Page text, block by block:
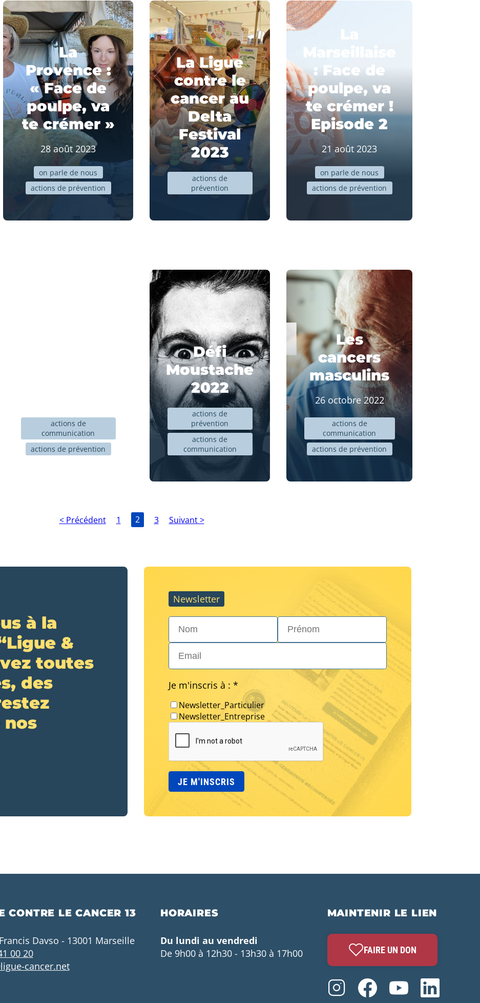
La
Provence :
« Face de
poulpe, va
te crémer »
28 août 2023
on parle de nous
actions de prévention
La Ligue
contre le
cancer au
Delta
Festival
2023
actions de
prévention
La
Marseillaise
: Face de
poulpe, va
te crémer !
Episode 2
21 août 2023
on parle de nous
actions de prévention
actions de
communication
actions de prévention
Défi
Moustache
2022
actions de
prévention
actions de
communication
Les
cancers
masculins
26 octobre 2022
actions de
communication
actions de prévention
< Précédent 1 2 3 Suivant >
à la
&
toutes
des
nos
Newsletter
Nom* Prénom*
Email*
Je m'inscris à : *
Newsletter_Particulier
Newsletter_Entreprise
CONTRE LE CANCER 13
Davso - 13001 Marseille
00 20
cancer.net
HORAIRES
Du lundi au vendredi
De 9h00 à 12h30 - 13h30 à 17h00
MAINTENIR LE LIEN
FAIRE UN DON